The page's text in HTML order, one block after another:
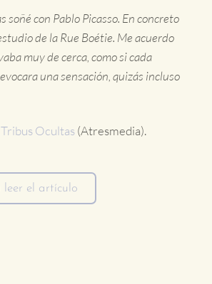
soñé con Pablo Picasso. En concreto
de la Rue Boétie. Me acuerdo
muy de cerca, como si cada
una sensación, quizás incluso
Tribus Ocultas(Atresmedia).
leer el artículo